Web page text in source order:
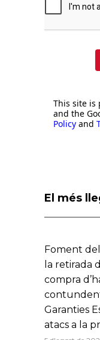
This site is
and the
Policy and
El més
Foment
la retirada
compra
Garanties
atacs a la